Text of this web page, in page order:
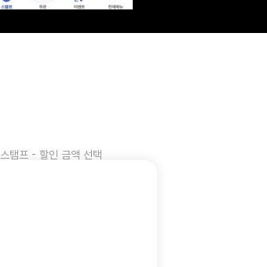
스탬프 - 할인 금액 선택